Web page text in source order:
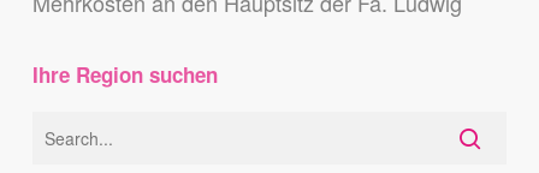
Ihre Region suchen